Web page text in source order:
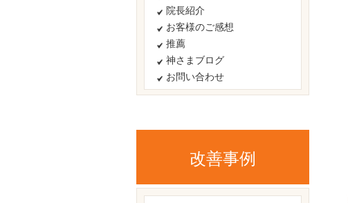
院長紹介
お客様のご感想
推薦
神さまブログ
お問い合わせ
改善事例